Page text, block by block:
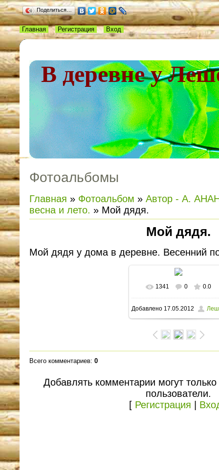
Поделиться…
В деревне у
Главная Регистрация Вход
Фотоальбомы
Главная » Фотоальбом » Автор - А.
весна и лето. » Мой дядя.
Мой дядя.
Мой дядя у дома в деревне. Весенний
В реальном размере
1496x1112/ 633.0Kb
1341 0 0.0
Добавлено17.05.2012
Всего комментариев: 0
Добавлять комментарии могут
пользователи.
[ Регистрация